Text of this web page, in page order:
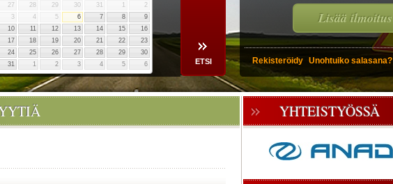
27
28 29 30 31
2
3
4 5 6 7 8
9
10
11 12 13 14 15
16
17
18 19 20 21 22
23
24
25 26 27 28 29
30
31
1 2 3 4 5 6
Lisää ilmoitus
Rekisteröidy Unohtuiko salasana?
YHTEISTYÖSSÄ